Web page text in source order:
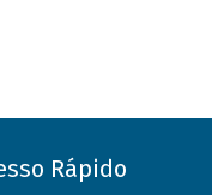
Rápido